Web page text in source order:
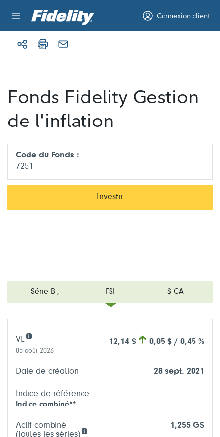
Connexion client
Fonds Fidelity Gestion
de l'inflation
Série B , FSI $ CA
Code du Fonds :
7251
Investir
VL 12,14 $ 0,05 $ / 0,45 %
05 août 2026
Date de création 28 sept. 2021
Indice de référence
Indice combiné**
Actif combiné
(toutes les séries)
1,255 G$